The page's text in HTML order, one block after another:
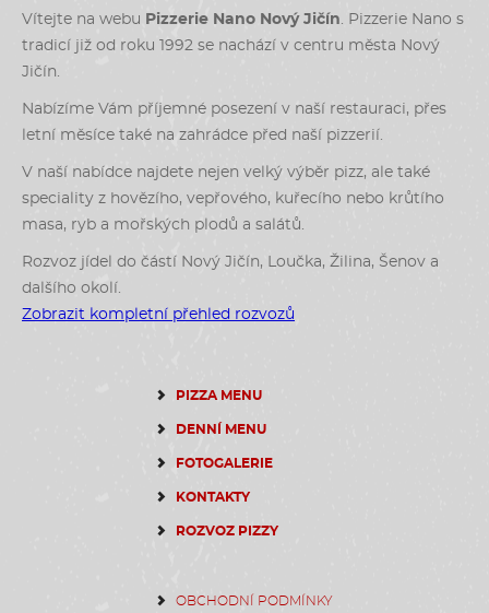
Vítejte na webu Pizzerie Nano Nový Jičín. Pizzerie Nano s
tradicí již od roku 1992 se nachází v centru města Nový
Jičín.
Nabízíme Vám příjemné posezení v naší restauraci, přes
letní měsíce také na zahrádce před naší pizzerií.
V naší nabídce najdete nejen velký výběr pizz, ale také
speciality z hovězího, vepřového, kuřecího nebo krůtího
masa, ryb a mořských plodů a salátů.
Rozvoz jídel do částí Nový Jičín, Loučka, Žilina, Šenov a
dalšího okolí.
Zobrazit kompletní přehled rozvozů
PIZZA MENU
DENNÍ MENU
FOTOGALERIE
KONTAKTY
ROZVOZ PIZZY
OBCHODNÍ PODMÍNKY